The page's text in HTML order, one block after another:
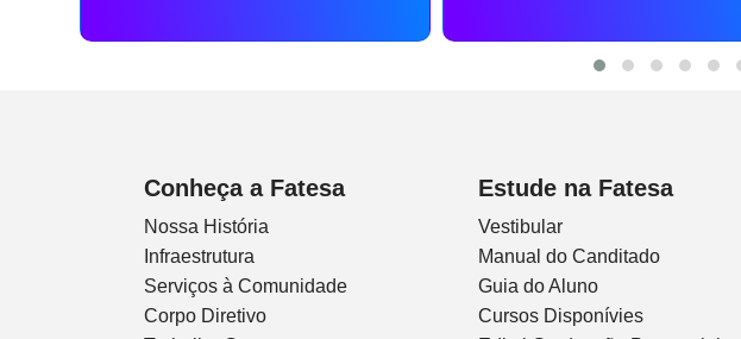
Conheça a Fatesa
Nossa História
Infraestrutura
Serviços à Comunidade
Corpo Diretivo
Estude na Fatesa
Vestibular
Manual do Canditado
Guia do Aluno
Cursos Disponívies